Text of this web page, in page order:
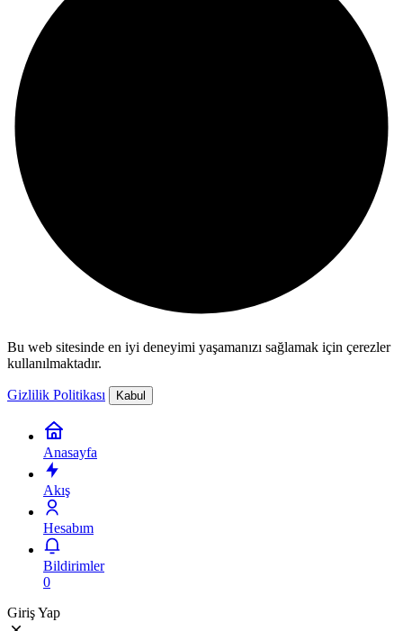
Bu web sitesinde en iyi deneyimi yaşamanızı sağlamak için çerezler
kullanılmaktadır.
Gizlilik Politikası Kabul
Anasayfa
Akış
Hesabım
Bildirimler
0
Giriş Yap